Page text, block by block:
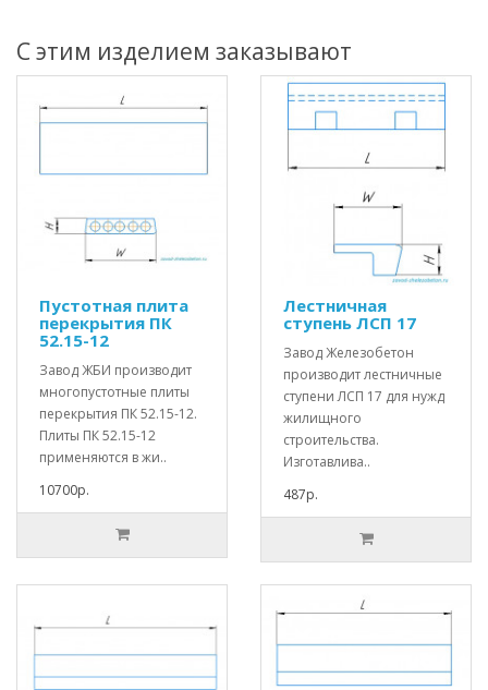
С этим изделием заказывают
Пустотная плита
перекрытия ПК
52.15-12
Завод ЖБИ производит
многопустотные плиты
перекрытия ПК 52.15-12.
Плиты ПК 52.15-12
применяются в жи..
10700р.
Лестничная
ступень ЛСП 17
Завод Железобетон
производит лестничные
ступени ЛСП 17 для нужд
жилищного
строительства.
Изготавлива..
487р.